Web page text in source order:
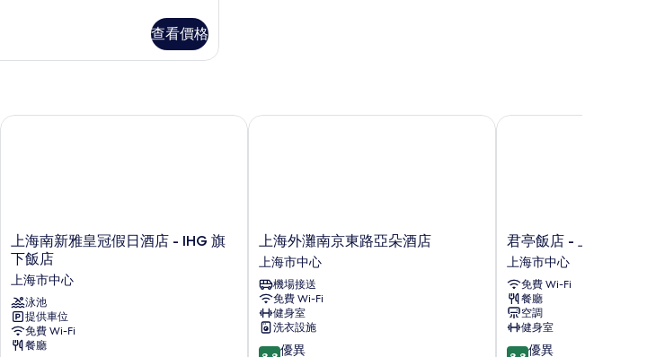
查看價格
上
海
南
新
雅
皇
冠
假
上海南新雅皇冠假日酒店 - IHG 旗
下飯店
上海市中心
泳池
提供車位
免費 Wi-Fi
餐廳
上海南新雅皇冠假日酒店 - IHG 旗下飯店
上
海
外
灘
南
京
東
路
上海外灘南京東路亞朵酒店
上海市中心
機場接送
免費 Wi-Fi
健身室
洗衣設施
8.8 優異
上海外灘南京東路亞朵酒店
君
亭
飯
店
-
上
海
外
君亭飯店 - 上海外灘
上海市中心
免費 Wi-Fi
餐廳
空調
健身室
8.8 優異
君亭飯店 - 上海外灘豫